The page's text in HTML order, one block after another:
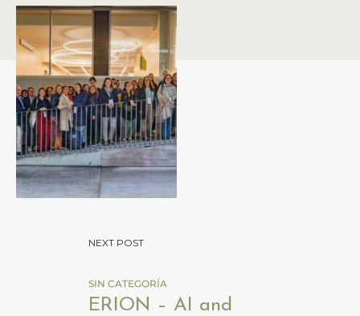
NEXT POST
SIN CATEGORÍA
ERION – AI and